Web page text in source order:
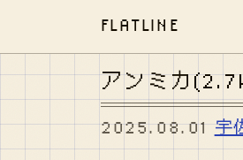
FLATLINE
アンミカ
2025.08.01宇